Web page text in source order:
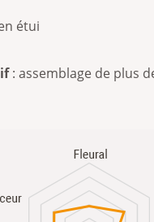
étui
: assemblage de plus